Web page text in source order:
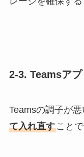
2-3. Teamsア
Teamsの調子が悪
て入れ直すこと